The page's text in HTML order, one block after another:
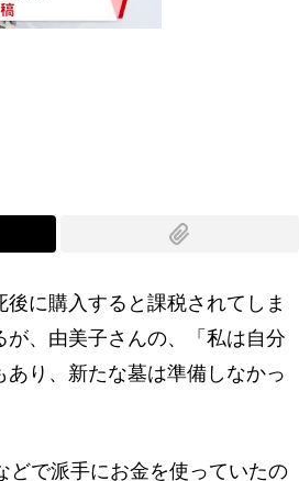
に購入すると課税されてしま
、由美子さんの、「私は自分
り、新たな墓は準備しなかっ
どで派手にお金を使っていたの